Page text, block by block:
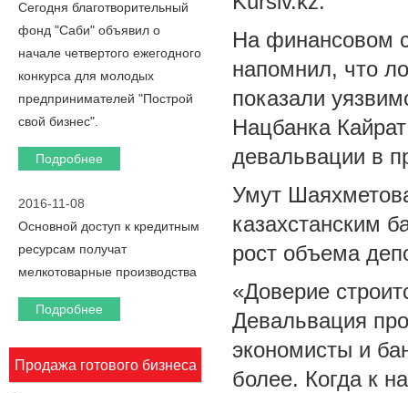
Сегодня благотворительный
фонд "Саби" объявил о
начале четвертого ежегодного
конкурса для молодых
предпринимателей "Построй
свой бизнес".
Подробнее
2016-11-08
Основной доступ к кредитным
ресурсам получат
мелкотоварные производства
Подробнее
Продажа готового бизнеса
На финансовом
напомнил, что
показали
Нацбанка
девальвации в
Умут
казахстанским
рост объема
«Доверие
Девальвация
экономисты и
более. Когда к